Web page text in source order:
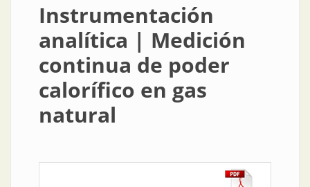
Instrumentación
analítica | Medición
continua de poder
calorífico en gas
natural